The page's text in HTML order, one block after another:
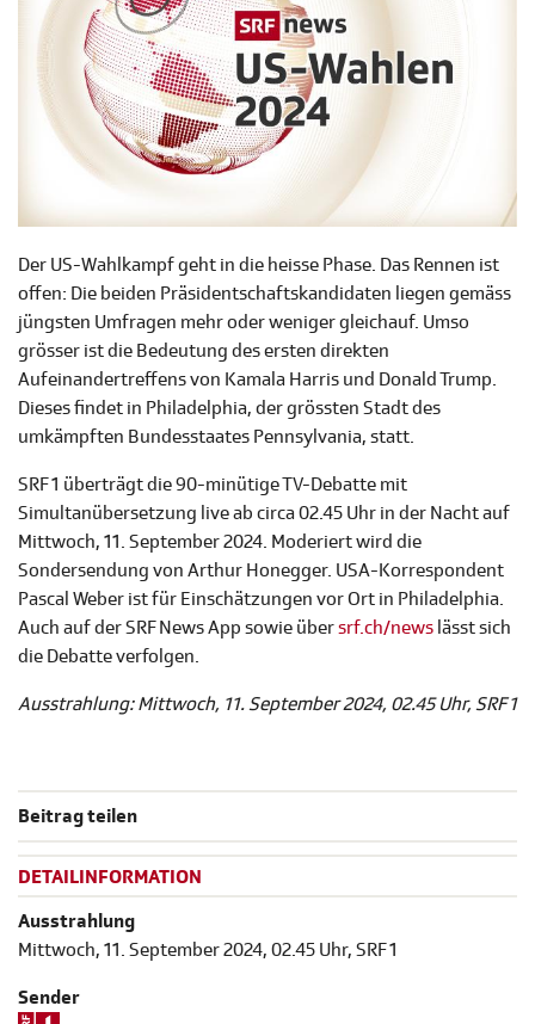
Der US-Wahlkampf geht in die heisse Phase. Das Rennen ist
offen: Die beiden Präsidentschaftskandidaten liegen gemäss
jüngsten Umfragen mehr oder weniger gleichauf. Umso
grösser ist die Bedeutung des ersten direkten
Aufeinandertreffens von Kamala Harris und Donald Trump.
Dieses findet in Philadelphia, der grössten Stadt des
umkämpften Bundesstaates Pennsylvania, statt.
SRF 1 überträgt die 90-minütige TV-Debatte mit
Simultanübersetzung live ab circa 02.45 Uhr in der Nacht auf
Mittwoch, 11. September 2024. Moderiert wird die
Sondersendung von Arthur Honegger. USA-Korrespondent
Pascal Weber ist für Einschätzungen vor Ort in Philadelphia.
Auch auf der SRF News App sowie übersrf.ch/news lässt sich
die Debatte verfolgen.
Ausstrahlung: Mittwoch, 11. September 2024, 02.45 Uhr, SRF 1
Beitrag teilen
DETAILINFORMATION
Ausstrahlung
Mittwoch, 11. September 2024, 02.45 Uhr, SRF 1
Sender